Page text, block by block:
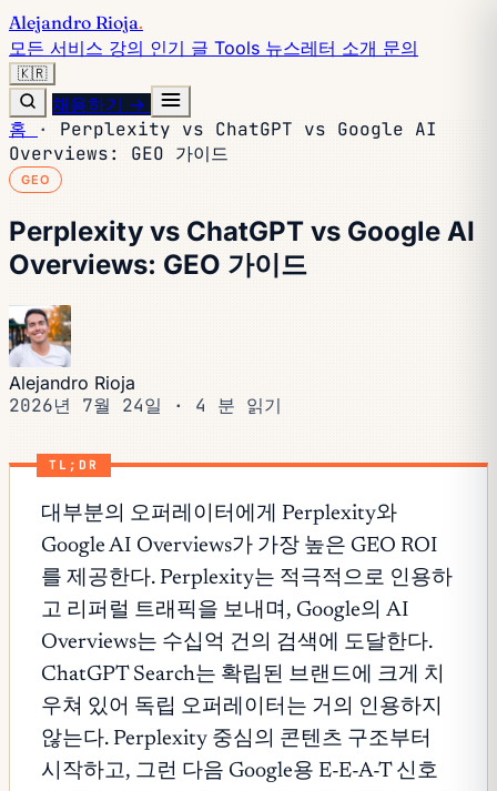
Alejandro Rioja.
모든 서비스 강의 인기 글 Tools 뉴스레터 소개 문의
🇰🇷
채용하기 →
홈 ·
Perplexity vs ChatGPT vs Google AI
Overviews: GEO 가이드
GEO
Perplexity vs ChatGPT vs Google AI
Overviews: GEO 가이드
Alejandro Rioja
2026년 7월 24일 · 4 분 읽기
TL;DR
대부분의 오퍼레이터에게 Perplexity와
Google AI Overviews가 가장 높은 GEO ROI
를 제공한다. Perplexity는 적극적으로 인용하
고 리퍼럴 트래픽을 보내며, Google의 AI
Overviews는 수십억 건의 검색에 도달한다.
ChatGPT Search는 확립된 브랜드에 크게 치
우쳐 있어 독립 오퍼레이터는 거의 인용하지
않는다. Perplexity 중심의 콘텐츠 구조부터
시작하고, 그런 다음 Google용 E-E-A-T 신호